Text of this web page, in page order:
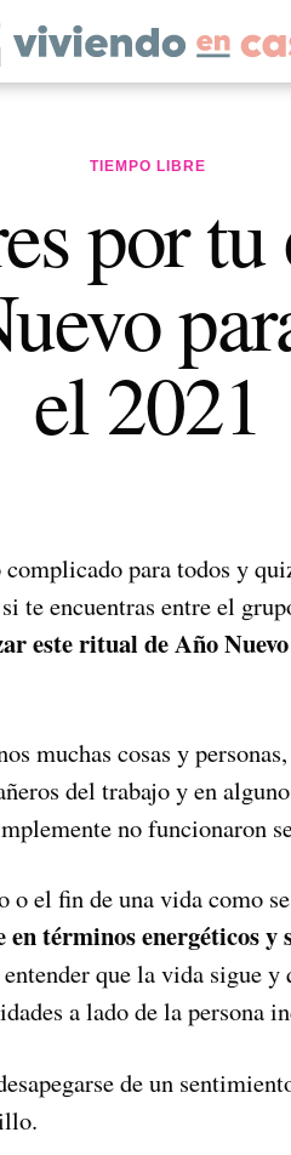
TIEMPO LIBRE
por
el 2021
para todos y
te encuentras entre el
este ritual de Año
muchas cosas y
del trabajo y en
no funcionaron
el fin de una vida como
términos energéticos y
que la vida sigue y
a lado de la persona
de un